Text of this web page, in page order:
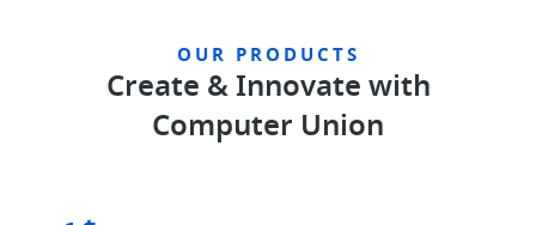
OUR PRODUCTS
Create & Innovate with
Computer Union